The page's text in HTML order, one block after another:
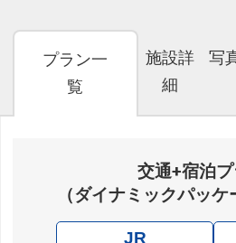
プラン一
覧
施設詳
細
写
交通+宿泊
（ダイナミックパッ
JR